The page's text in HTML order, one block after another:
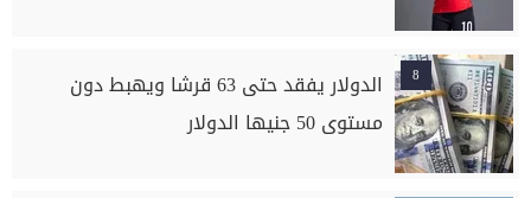
8
الدولار يفقد حتى 63 قرشا ويهبط دون
مستوى 50 جنيها الدولار